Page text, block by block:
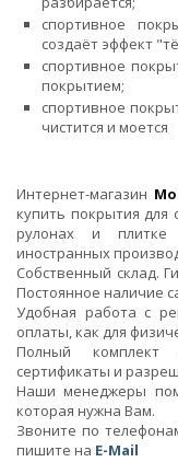
спортивное
создаёт эффект
спортивное
покрытием;
спортивное
чистится и моется
Интернет-магазин
купить покрытия для
рулонах и
иностранных
Собственный склад.
Постоянное наличие
Удобная работа с
оплаты, как для
Полный комплект
сертификаты и
Наши менеджеры
которая нужна Вам.
Звоните по
пишите на E-Mail